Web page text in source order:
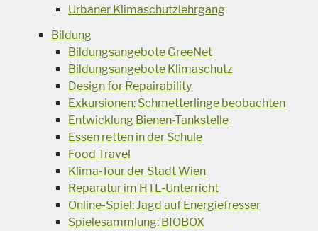
Urbaner Klimaschutzlehrgang
Bildung
Bildungsangebote GreeNet
Bildungsangebote Klimaschutz
Design for Repairability
Exkursionen: Schmetterlinge beobachten
Entwicklung Bienen-Tankstelle
Essen retten in der Schule
Food Travel
Klima-Tour der Stadt Wien
Reparatur im HTL-Unterricht
Online-Spiel: Jagd auf Energiefresser
Spielesammlung: BIOBOX